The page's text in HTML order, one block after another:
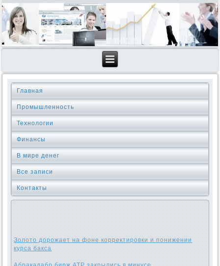
Главная
Промышленность
Технологии
Финансы
В мире денег
Все записи
Контакты
Золото дорожает на фоне корректировки и понижении
курса бакса